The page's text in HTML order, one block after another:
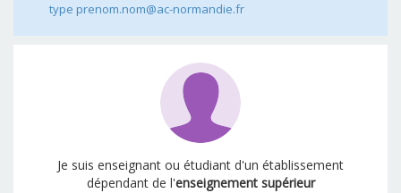
type prenom.nom@ac-normandie.fr
Je suis enseignant ou étudiant d'un établissement
dépendant de l'enseignement supérieur